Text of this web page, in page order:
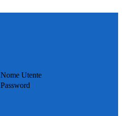
Nome Utente
Password